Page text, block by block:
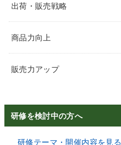
出荷・販売戦略
商品力向上
販売力アップ
研修を検討中の方へ
研修テーマ・開催内容を見る